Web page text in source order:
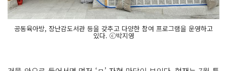
공동육아방, 장난감도서관 등을 갖추고 다양한 참여 프로그램을 운영하고
있다. ⓒ박지영